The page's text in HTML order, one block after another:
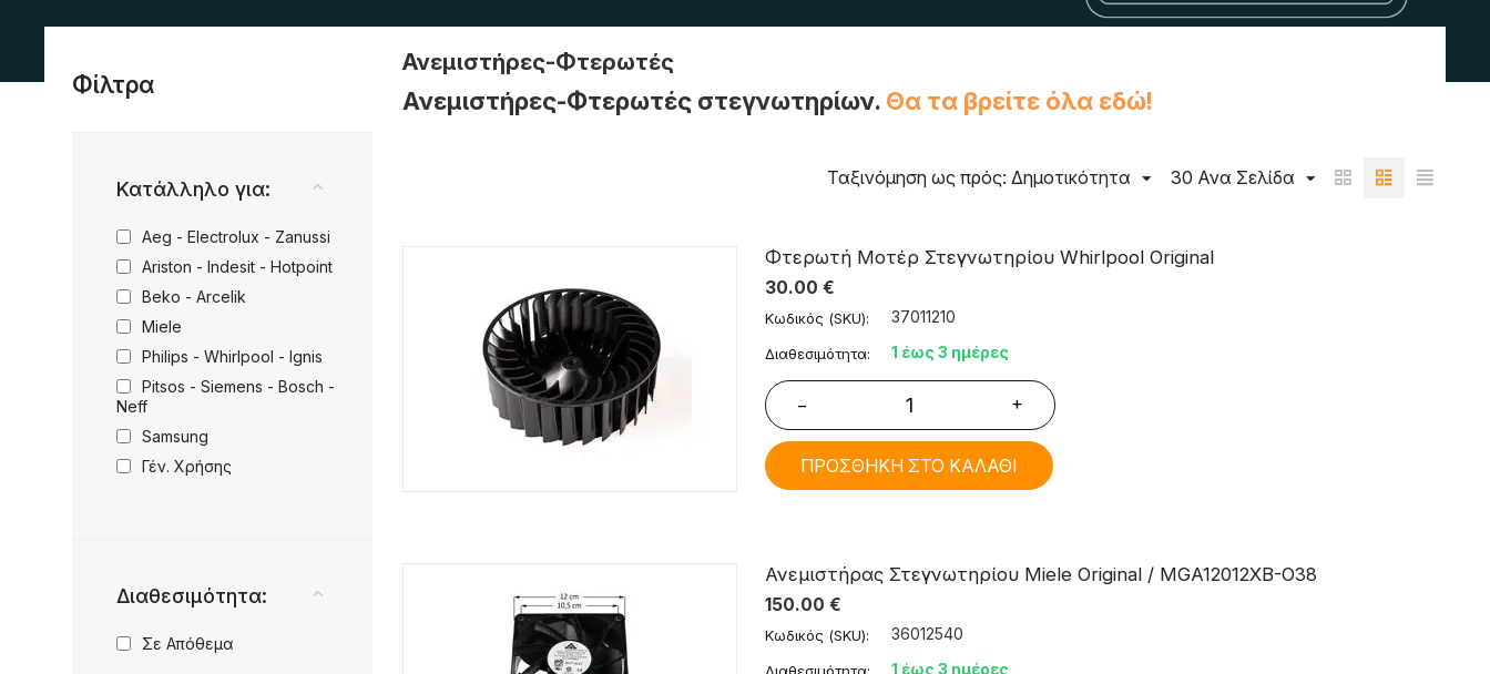
Φίλτρα
Κατάλληλο για:
Aeg - Electrolux - Zanussi
Ariston - Indesit - Hotpoint
Beko - Arcelik
Miele
Philips - Whirlpool - Ignis
Pitsos - Siemens - Bosch -
Neff
Samsung
Γέν. Χρήσης
Διαθεσιμότητα:
Σε Απόθεμα
Ανεμιστήρες-Φτερωτές
Ανεμιστήρες-Φτερωτές στεγνωτηρίων.Θα τα βρείτε όλα εδώ!
Ταξινόμηση ως πρός: Δημοτικότητα 30 Ανα Σελίδα
Φτερωτή Μοτέρ Στεγνωτηρίου Whirlpool Original
30.00 €
Κωδικός (SKU): 37011210
Διαθεσιμότητα: 1 έως 3 ημέρες
− +
ΠΡΟΣΘΗΚΗ ΣΤΟ ΚΑΛΑΘΙ
Ανεμιστήρας Στεγνωτηρίου Miele Original / MGA12012XB-O38
150.00 €
Κωδικός (SKU): 36012540
1 έως 3 ημέρες